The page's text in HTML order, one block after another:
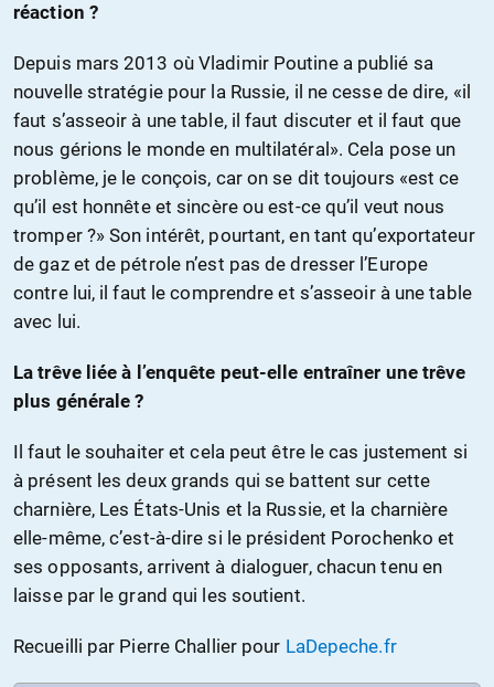
réaction ?
Depuis mars 2013 où Vladimir Poutine a publié sa
nouvelle stratégie pour la Russie, il ne cesse de dire, «il
faut s’asseoir à une table, il faut discuter et il faut que
nous gérions le monde en multilatéral». Cela pose un
problème, je le conçois, car on se dit toujours «est ce
qu’il est honnête et sincère ou est-ce qu’il veut nous
tromper ?» Son intérêt, pourtant, en tant qu’exportateur
de gaz et de pétrole n’est pas de dresser l’Europe
contre lui, il faut le comprendre et s’asseoir à une table
avec lui.
La trêve liée à l’enquête peut-elle entraîner une trêve
plus générale ?
Il faut le souhaiter et cela peut être le cas justement si
à présent les deux grands qui se battent sur cette
charnière, Les États-Unis et la Russie, et la charnière
elle-même, c’est-à-dire si le président Porochenko et
ses opposants, arrivent à dialoguer, chacun tenu en
laisse par le grand qui les soutient.
Recueilli par Pierre Challier pour LaDepeche.fr